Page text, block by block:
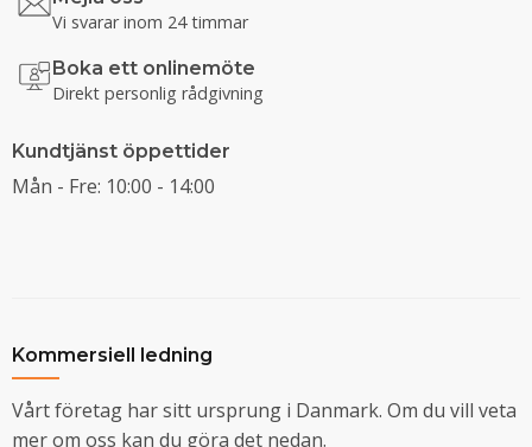
Vi svarar inom 24 timmar
Boka ett onlinemöte
Direkt personlig rådgivning
Kundtjänst öppettider
Mån - Fre: 10:00 - 14:00
Kommersiell ledning
Vårt företag har sitt ursprung i Danmark. Om du vill veta
mer om oss kan du göra det nedan.